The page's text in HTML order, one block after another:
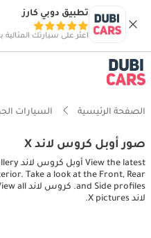
تطبيق دوبي كارز
اعثر على سيارتك المثالية
الصفحة الرئيسية السيارات
صور أوبل كروس لاند X
Take a look at the Front, Rear
لاند X pictures.